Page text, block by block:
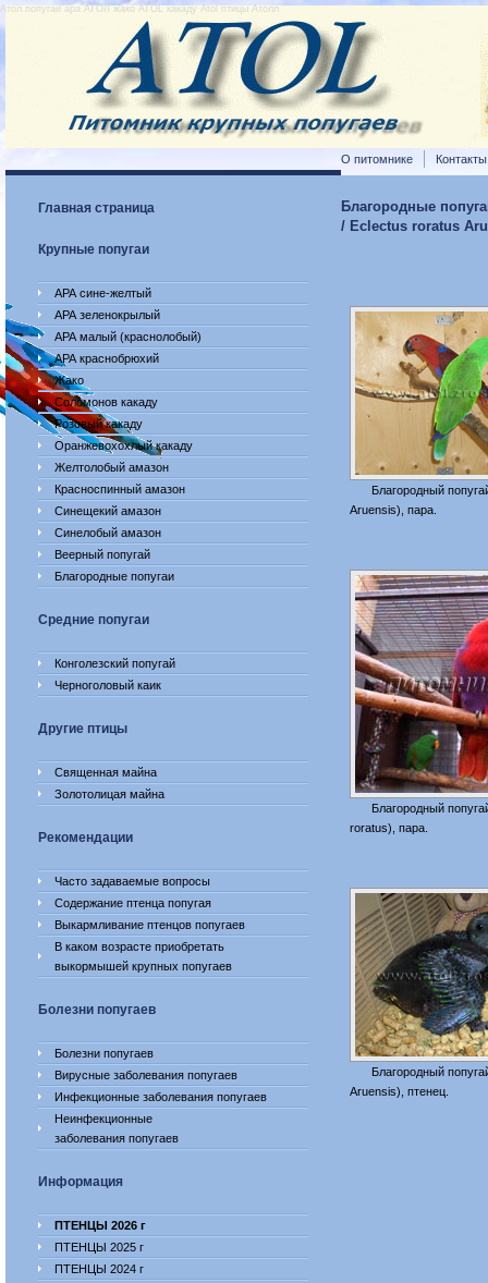
Атол попугаи ара АТОЛ жако ATOL какаду Atol птицы Атолл
О питомнике Контакты
Главная страница
Крупные попугаи
АРА сине-желтый
АРА зеленокрылый
АРА малый (краснолобый)
АРА краснобрюхий
Жако
Соломонов какаду
Розовый какаду
Оранжевохохлый какаду
Желтолобый амазон
Красноспинный амазон
Синещекий амазон
Синелобый амазон
Веерный попугай
Благородные попугаи
Средние попугаи
Конголезский попугай
Черноголовый каик
Другие птицы
Священная майна
Золотолицая майна
Рекомендации
Часто задаваемые вопросы
Содержание птенца попугая
Выкармливание птенцов попугаев
В каком возрасте приобретать
выкормышей крупных попугаев
Болезни попугаев
Болезни попугаев
Вирусные заболевания попугаев
Инфекционные заболевания попугаев
Неинфекционные
заболевания попугаев
Информация
ПТЕНЦЫ 2026 г
ПТЕНЦЫ 2025 г
ПТЕНЦЫ 2024 г
Благородные
/ Eclectus roratus
Благородный
Aruensis), пара.
Благородный
roratus), пара.
Благородный
Aruensis), птенец.